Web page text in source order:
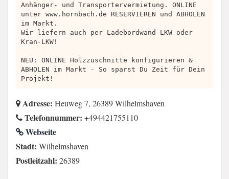
Anhänger- und Transportervermietung. ONLINE
unter www.hornbach.de RESERVIEREN und ABHOLEN
im Markt.
Wir liefern auch per Ladebordwand-LKW oder
Kran-LKW!
NEU: ONLINE Holzzuschnitte konfigurieren &
ABHOLEN im Markt - So sparst Du Zeit für Dein
Projekt!
Adresse: Heuweg 7, 26389 Wilhelmshaven
Telefonnummer: +494421755110
Webseite
Stadt: Wilhelmshaven
Postleitzahl: 26389